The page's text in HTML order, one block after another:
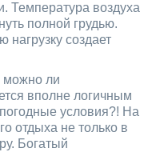
Температура воздуха
полной грудью.
нагрузку создает
можно ли
вполне логичным
условия?! На
отдыха не только в
Богатый